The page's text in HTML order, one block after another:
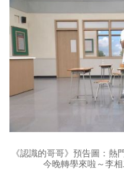
《認識的哥哥》預告圖：
今晚轉學來啦～李